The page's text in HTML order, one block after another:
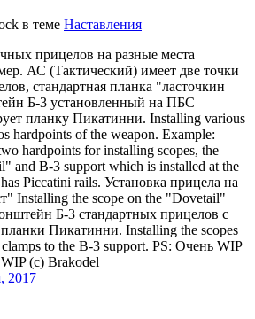
в теме Наставления
прицелов на разные места
АС (Тактический) имеет две точки
стандартная планка "ласточкин
Б-3 установленный на ПБС
планку Пикатинни. Installing various
hardpoints of the weapon. Example:
hardpoints for installing scopes, the
and B-3 support which is installed at the
Piccatini rails. Установка прицела на
Installing the scope on the "Dovetail"
Б-3 стандартных прицелов с
Пикатинни. Installing the scopes
to the B-3 support. PS: Очень WIP
(c) Brakodel
2017